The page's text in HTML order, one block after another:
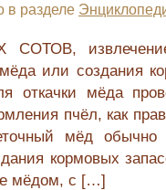
в разделе
мёда или создания
откачки мёда
пчёл, как
мёд обычно
кормовых
мёдом, с […]